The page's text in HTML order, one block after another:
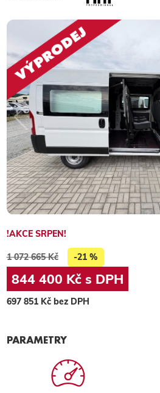
!AKCE SRPEN!
1 072 665 Kč -21 %
844 400 Kč s DPH
697 851 Kč bez DPH
PARAMETRY